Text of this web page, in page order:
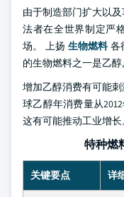
由于制造部门扩大以
法者在全世界制定严
场。 上扬 生物燃料各
的生物燃料之一是乙醇
增加乙醇消费有可能
球乙醇年消费量从
这有可能推动工业增长
特种燃
关键要点 详